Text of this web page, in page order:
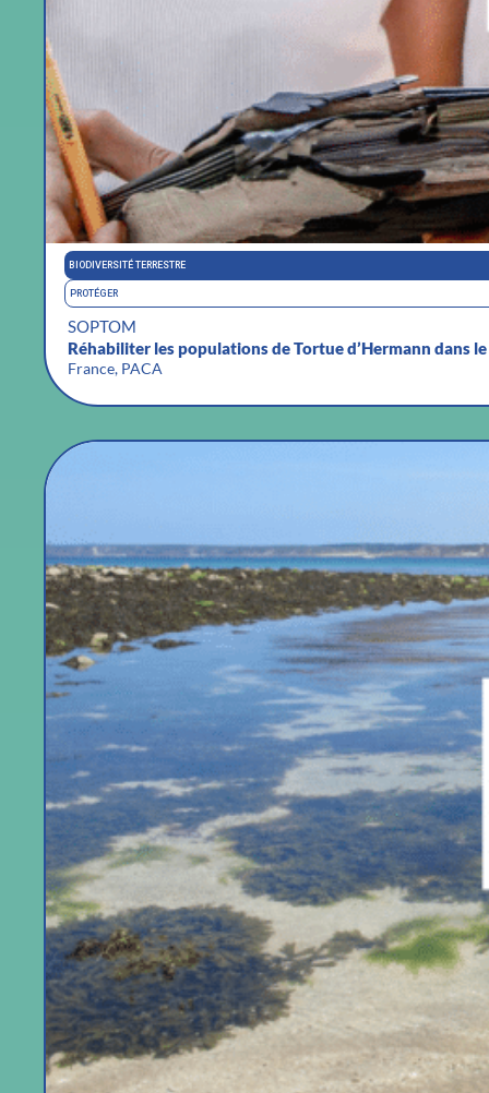
BIODIVERSITÉ TERRESTRE
PROTÉGER
SOPTOM
Réhabiliter les populations de Tortue d’Hermann dans le
France, PACA